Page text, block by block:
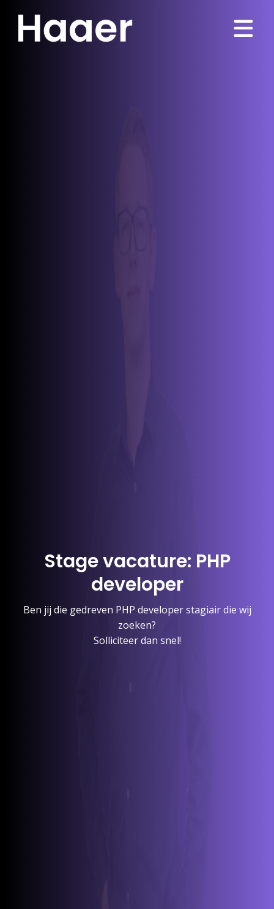
Stage vacature: PHP
developer
Ben jij die gedreven PHP developer stagiair die wij
zoeken?
Solliciteer dan snel!